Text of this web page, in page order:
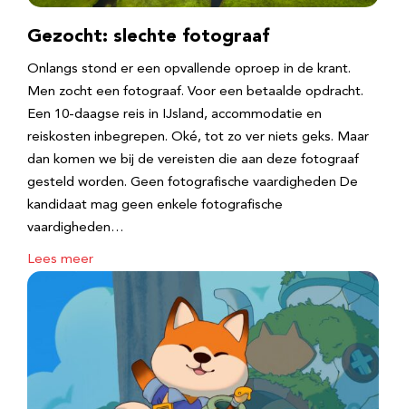
Gezocht: slechte fotograaf
Onlangs stond er een opvallende oproep in de krant.
Men zocht een fotograaf. Voor een betaalde opdracht.
Een 10-daagse reis in IJsland, accommodatie en
reiskosten inbegrepen. Oké, tot zo ver niets geks. Maar
dan komen we bij de vereisten die aan deze fotograaf
gesteld worden. Geen fotografische vaardigheden De
kandidaat mag geen enkele fotografische
vaardigheden…
Lees meer